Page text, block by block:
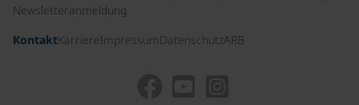
Newsletteranmeldung
KontaktKarriereImpressum DatenschutzARB